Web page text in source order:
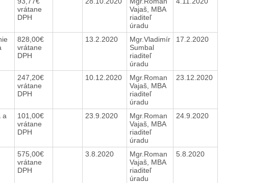
vrátane
DPH
Vajaš, MBA
riaditeľ
úradu
828,00€
vrátane
DPH
13.2.2020
Mgr.Vladimír
Sumbal
riaditeľ
úradu
17.2.2020
247,20€
vrátane
DPH
10.12.2020
Mgr.Roman
Vajaš, MBA
riaditeľ
úradu
23.12.2020
a
101,00€
vrátane
DPH
23.9.2020
Mgr.Roman
Vajaš, MBA
riaditeľ
úradu
24.9.2020
575,00€
vrátane
DPH
3.8.2020
Mgr.Roman
Vajaš, MBA
riaditeľ
úradu
5.8.2020